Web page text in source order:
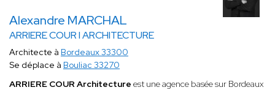
Alexandre MARCHAL
ARRIERE COUR I ARCHITECTURE
Architecte à Bordeaux 33300
Se déplace à Bouliac 33270
ARRIERE COUR Architecture est une agence basée sur Bordeaux